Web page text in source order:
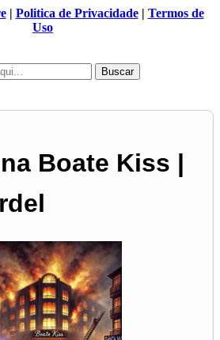
| Politica de Privacidade| Termos de
Uso
Buscar
Boate Kiss |